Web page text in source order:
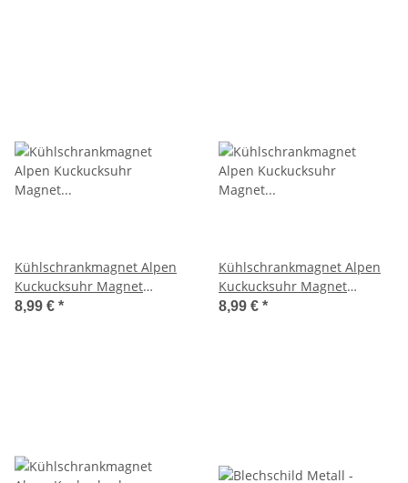
Kühlschrankmagnet Alpen
Kuckucksuhr Magnet
Urlaubserinnerung
8,99 € *
Kühlschrankmagnet Alpen
Kuckucksuhr Magnet
LiebespaarMitbringsel Deko
8,99 € *